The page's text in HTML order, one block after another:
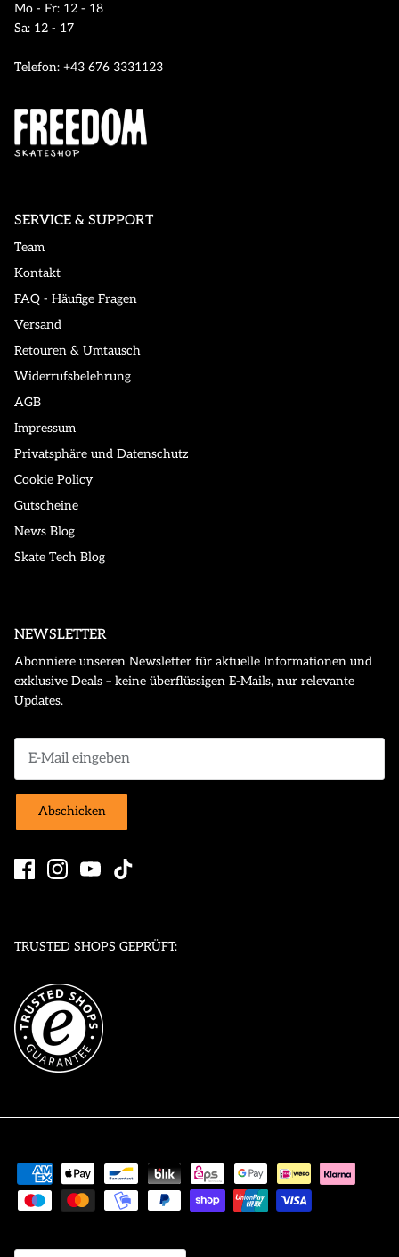
Mo - Fr: 12 - 18
Sa: 12 - 17
Telefon: +43 676 3331123
SERVICE & SUPPORT
Team
Kontakt
FAQ - Häufige Fragen
Versand
Retouren & Umtausch
Widerrufsbelehrung
AGB
Impressum
Privatsphäre und Datenschutz
Cookie Policy
Gutscheine
News Blog
Skate Tech Blog
NEWSLETTER
Abonniere unseren Newsletter für aktuelle Informationen und
exklusive Deals – keine überflüssigen E-Mails, nur relevante
Updates.
Abschicken
TRUSTED SHOPS GEPRÜFT: